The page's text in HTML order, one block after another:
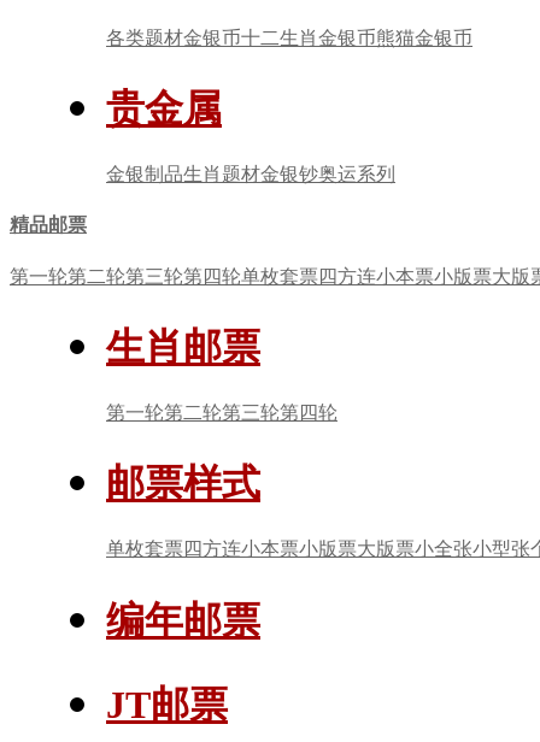
各类题材金银币十二生肖金银币熊猫金银币
贵金属
金银制品生肖题材金银钞奥运系列
精品邮票
第一轮第二轮第三轮第四轮单枚套票 四方连小本票小版票大版
生肖邮票
第一轮第二轮第三轮第四轮
邮票样式
单枚套票 四方连小本票小版票大版票小全张小型张
编年邮票
JT邮票